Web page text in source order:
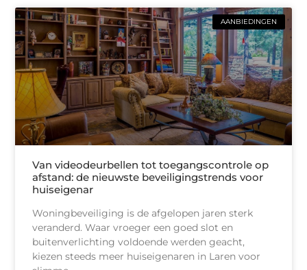
AANBIEDINGEN
Van videodeurbellen tot toegangscontrole op
afstand: de nieuwste beveiligingstrends voor
huiseigenar
Woningbeveiliging is de afgelopen jaren sterk
veranderd. Waar vroeger een goed slot en
buitenverlichting voldoende werden geacht,
kiezen steeds meer huiseigenaren in Laren voor